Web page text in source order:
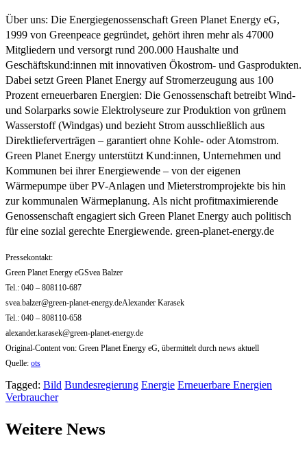
Über uns: Die Energiegenossenschaft Green Planet Energy eG,
1999 von Greenpeace gegründet, gehört ihren mehr als 47000
Mitgliedern und versorgt rund 200.000 Haushalte und
Geschäftskund:innen mit innovativen Ökostrom- und Gasprodukten.
Dabei setzt Green Planet Energy auf Stromerzeugung aus 100
Prozent erneuerbaren Energien: Die Genossenschaft betreibt Wind-
und Solarparks sowie Elektrolyseure zur Produktion von grünem
Wasserstoff (Windgas) und bezieht Strom ausschließlich aus
Direktlieferverträgen – garantiert ohne Kohle- oder Atomstrom.
Green Planet Energy unterstützt Kund:innen, Unternehmen und
Kommunen bei ihrer Energiewende – von der eigenen
Wärmepumpe über PV-Anlagen und Mieterstromprojekte bis hin
zur kommunalen Wärmeplanung. Als nicht profitmaximierende
Genossenschaft engagiert sich Green Planet Energy auch politisch
für eine sozial gerechte Energiewende. green-planet-energy.de
Pressekontakt:
Green Planet Energy eGSvea Balzer
Tel.: 040 – 808110-687
svea.balzer@green-planet-energy.deAlexander Karasek
Tel.: 040 – 808110-658
alexander.karasek@green-planet-energy.de
Original-Content von: Green Planet Energy eG, übermittelt durch news aktuell
Quelle: ots
Tagged: Bild Bundesregierung Energie Erneuerbare Energien
Verbraucher
Weitere News